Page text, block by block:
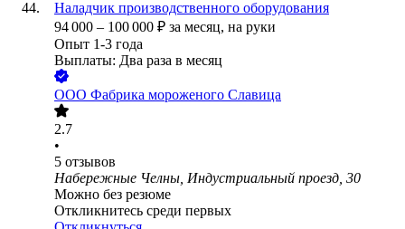
Наладчик производственного оборудования
94 000 – 100 000 ₽ за месяц, на руки
Опыт 1-3 года
Выплаты: Два раза в месяц
ООО Фабрика мороженого Славица
2.7
•
5 отзывов
Набережные Челны, Индустриальный проезд, 30
Можно без резюме
Откликнитесь среди первых